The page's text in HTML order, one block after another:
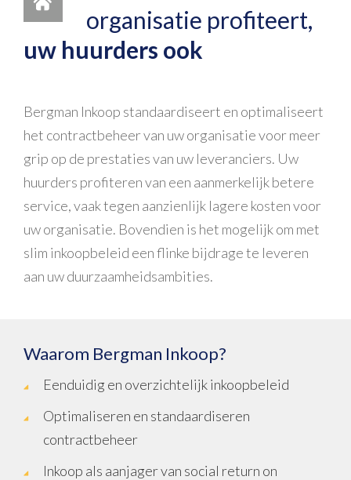
organisatie profiteert,
uw huurders ook
Bergman Inkoop standaardiseert en optimaliseert
het contractbeheer van uw organisatie voor meer
grip op de prestaties van uw leveranciers. Uw
huurders profiteren van een aanmerkelijk betere
service, vaak tegen aanzienlijk lagere kosten voor
uw organisatie. Bovendien is het mogelijk om met
slim inkoopbeleid een flinke bijdrage te leveren
aan uw duurzaamheidsambities.
Waarom Bergman Inkoop?
Eenduidig en overzichtelijk inkoopbeleid
Optimaliseren en standaardiseren
contractbeheer
Inkoop als aanjager van social return on